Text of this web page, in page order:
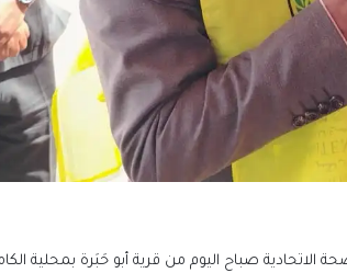
صباح اليوم من قرية أبو حَبَرة بمحلية